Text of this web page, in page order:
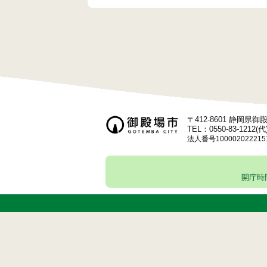
〒412-8601 静岡県御
TEL：0550-83-1212(代
法人番号1000020222151
開庁時